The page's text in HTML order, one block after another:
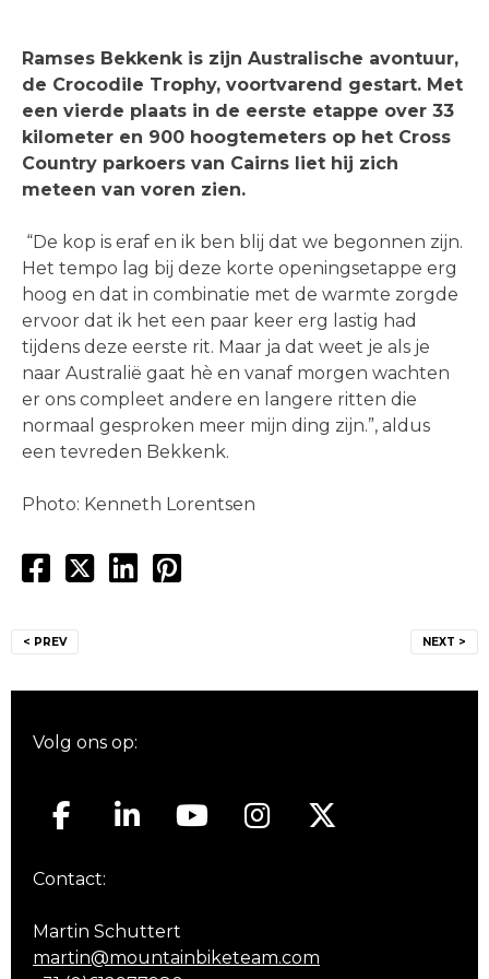
Ramses Bekkenk is zijn Australische avontuur,
de Crocodile Trophy, voortvarend gestart. Met
een vierde plaats in de eerste etappe over 33
kilometer en 900 hoogtemeters op het Cross
Country parkoers van Cairns liet hij zich
meteen van voren zien.
“De kop is eraf en ik ben blij dat we begonnen zijn.
Het tempo lag bij deze korte openingsetappe erg
hoog en dat in combinatie met de warmte zorgde
ervoor dat ik het een paar keer erg lastig had
tijdens deze eerste rit. Maar ja dat weet je als je
naar Australië gaat hè en vanaf morgen wachten
er ons compleet andere en langere ritten die
normaal gesproken meer mijn ding zijn.”, aldus
een tevreden Bekkenk.
Photo: Kenneth Lorentsen
navigatie
< PREV NEXT >
Volg ons op:
Contact:
Martin Schuttert
martin@mountainbiketeam.com